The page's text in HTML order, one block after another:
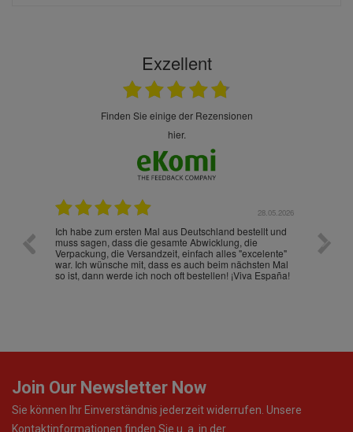
Exzellent
finden Sie einige der Rezensionen
hier.
28.05.2026
Ich habe zum ersten Mal aus Deutschland bestellt und
muss sagen, dass die gesamte Abwicklung, die
Verpackung, die Versandzeit, einfach alles "excelente"
war. Ich wünsche mit, dass es auch beim nächsten Mal
so ist, dann werde ich noch oft bestellen! ¡Viva España!
Die
gut
ist
Join Our Newsletter Now
Sie können Ihr Einverständnis jederzeit widerrufen. Unsere
Kontaktinformationen finden Sie u. a. in der